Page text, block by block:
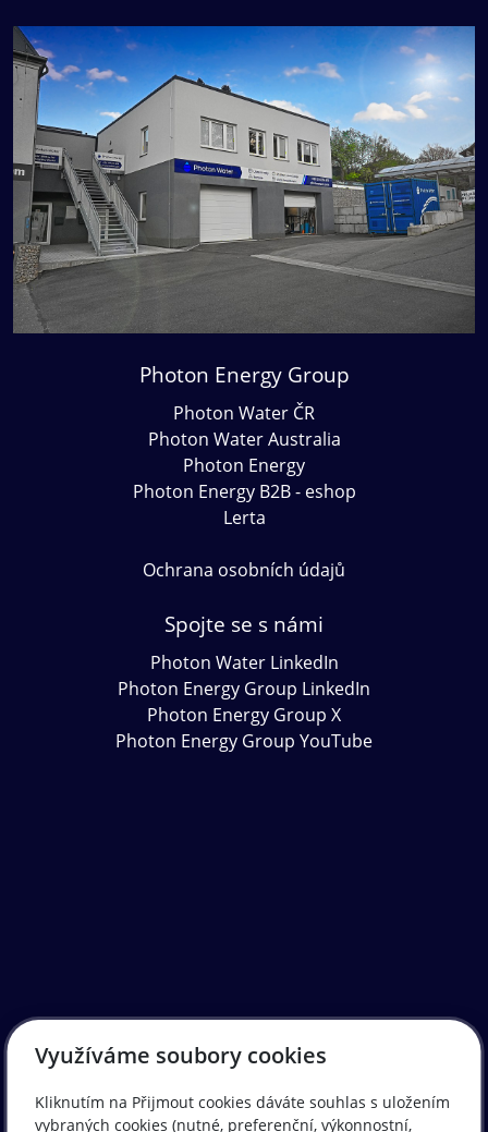
Photon Energy Group
Photon Water ČR
Photon Water Australia
Photon Energy
Photon Energy B2B - eshop
Lerta
Ochrana osobních údajů
Spojte se s námi
Photon Water LinkedIn
Photon Energy Group LinkedIn
Photon Energy Group X
Photon Energy Group YouTube
Využíváme soubory cookies
Kliknutím na Přijmout cookies dáváte souhlas s uložením
vybraných cookies (nutné, preferenční, výkonnostní,